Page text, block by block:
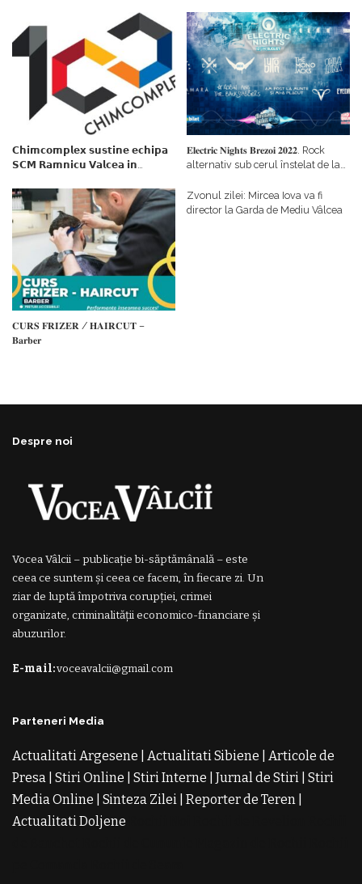
𝗖𝗵𝗶𝗺𝗰𝗼𝗺𝗽𝗹𝗲𝘅 𝘀𝘂𝘀𝘁𝗶𝗻𝗲 𝗲𝗰𝗵𝗶𝗽𝗮
𝗦𝗖𝗠 𝗥𝗮𝗺𝗻𝗶𝗰𝘂 𝗩𝗮𝗹𝗰𝗲𝗮 𝗶𝗻
𝗳𝗶𝗻𝗮𝗻𝘁𝗮𝘁𝗼𝗿
𝐄𝐥𝐞𝐜𝐭𝐫𝐢𝐜 𝐍𝐢𝐠𝐡𝐭𝐬 𝐁𝐫𝐞𝐳𝐨𝐢 𝟐𝟎𝟐𝟐. Rock
alternativ sub cerul înstelat de la
𝐂𝐔𝐑𝐒 𝐅𝐑𝐈𝐙𝐄𝐑 / 𝐇𝐀𝐈𝐑𝐂𝐔𝐓 –
𝐁𝐚𝐫𝐛𝐞𝐫
Zvonul zilei: Mircea Iova va fi
director la Garda de Mediu Vâlcea
Despre noi
Vocea Vâlcii – publicație bi-săptămânală – este
ceea ce suntem și ceea ce facem, în fiecare zi. Un
ziar de luptă împotriva corupției, crimei
organizate, criminalității economico-financiare și
abuzurilor.
E-mail:voceavalcii@gmail.com
Parteneri Media
Actualitati Argesene Actualitati Sibiene
Articole de
Presa Stiri Online Stiri Interne Jurnal de Stiri Stiri
Media Online
Sinteza Zilei Reporter de Teren
Actualitati Doljene